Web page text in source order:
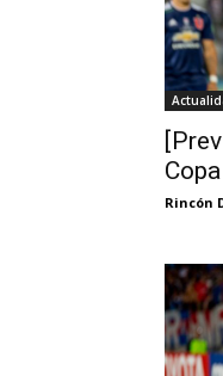
Copa
Rincón